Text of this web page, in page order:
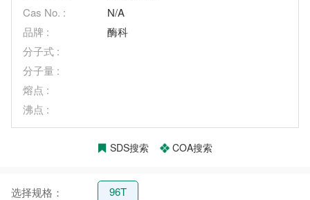
Cas No. :
N/A
品牌 :
酶科
分子式 :
分子量 :
熔点 :
沸点 :
SDS搜索 COA搜索
选择规格： 96T